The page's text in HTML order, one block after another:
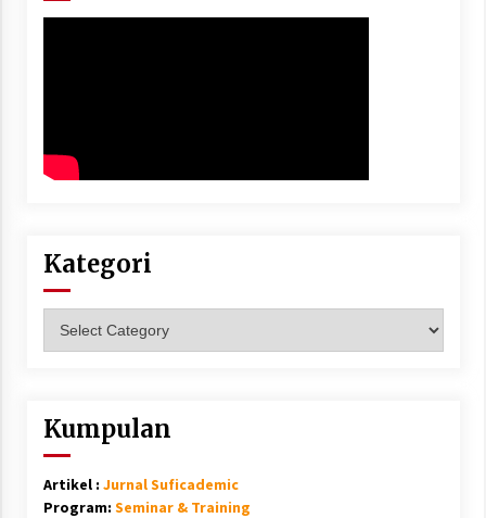
Kategori
Kumpulan
Artikel : Jurnal Suficademic
Program: Seminar & Training